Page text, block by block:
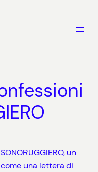
un
una lettera di